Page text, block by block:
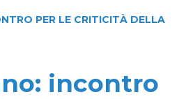
PER LE CRITICITÀ DELLA
incontro